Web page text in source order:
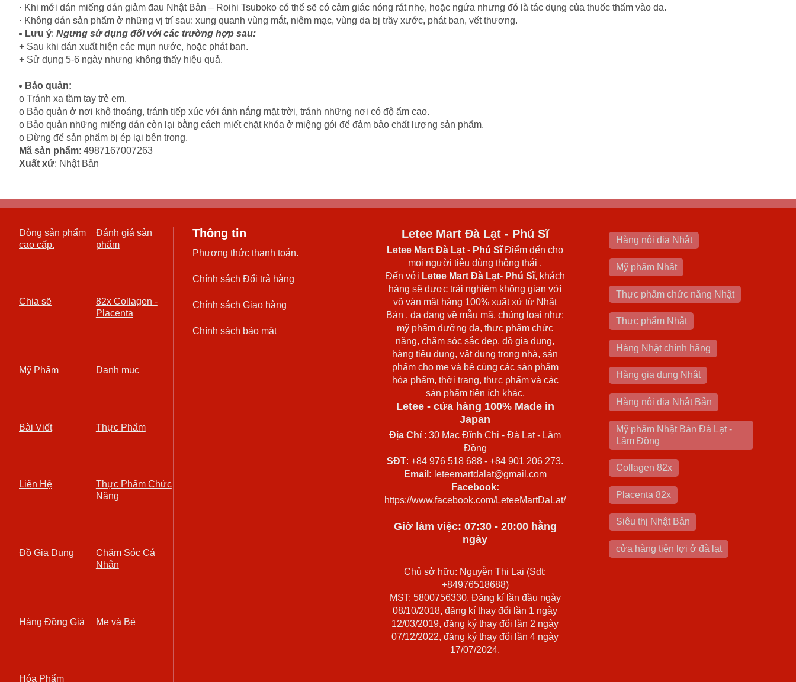
· Khi mới dán miếng dán giảm đau Nhật Bản – Roihi Tsuboko có thể sẽ có cảm giác nóng rát nhẹ, hoặc ngứa nhưng đó là tác dụng của thuốc thấm vào da.
· Không dán sản phẩm ở những vị trí sau: xung quanh vùng mắt, niêm mạc, vùng da bị trầy xước, phát ban, vết thương.
Lưu ý: Ngưng sử dụng đối với các trường hợp sau:
+ Sau khi dán xuất hiện các mụn nước, hoặc phát ban.
+ Sử dụng 5-6 ngày nhưng không thấy hiệu quả.
Bảo quản:
o Tránh xa tầm tay trẻ em.
o Bảo quản ở nơi khô thoáng, tránh tiếp xúc với ánh nắng mặt trời, tránh những nơi có độ ẩm cao.
o Bảo quản những miếng dán còn lại bằng cách miết chặt khóa ở miệng gói để đảm bảo chất lượng sản phẩm.
o Đừng để sản phẩm bị ép lại bên trong.
Mã sản phẩm: 4987167007263
Xuất xứ: Nhật Bản
Dòng sản phẩm
cao cấp.
Đánh giá sản
phẩm
Chia sẽ
82x Collagen -
Placenta
Mỹ Phẩm Danh mục
Bài Viết Thực Phẩm
Liên Hệ
Thực Phẩm Chức
Năng
Đồ Gia Dụng
Chăm Sóc Cá
Nhân
Hàng Đồng Giá Mẹ và Bé
Hóa Phẩm
Thông tin
Phương thức thanh toán.
Chính sách Đổi trả hàng
Chính sách Giao hàng
Chính sách bảo mật
Letee Mart Đà Lạt - Phú Sĩ
Letee Mart Đà Lạt - Phú SĩĐiểm đến cho
mọi người tiêu dùng thông thái .
Đến với Letee Mart Đà Lạt- Phú Sĩ, khách
hàng sẽ được trải nghiệm không gian với
vô vàn mặt hàng 100% xuất xứ từ Nhật
Bản , đa dạng về mẫu mã, chủng loại như:
mỹ phẩm dưỡng da, thực phẩm chức
năng, chăm sóc sắc đẹp, đồ gia dụng,
hàng tiêu dụng, vật dụng trong nhà, sản
phẩm cho mẹ và bé cùng các sản phẩm
hóa phẩm, thời trang, thực phẩm và các
sản phẩm tiện ích khác.
Letee - cửa hàng 100% Made in
Japan
Địa Chỉ : 30 Mạc Đĩnh Chi - Đà Lạt - Lâm
Đồng
SĐT: +84 976 518 688 - +84 901 206 273.
Email: leteemartdalat@gmail.com
Facebook:
https://www.facebook.com/LeteeMartDaLat/
Giờ làm việc: 07:30 - 20:00 hằng
ngày
Chủ sở hữu: Nguyễn Thị Lại (Sdt:
+84976518688)
MST: 5800756330. Đăng kí lần đầu ngày
08/10/2018, đăng kí thay đổi lần 1 ngày
12/03/2019, đăng ký thay đổi lần 2 ngày
07/12/2022, đăng ký thay đổi lần 4 ngày
17/07/2024.
Hàng nội địa Nhật
Mỹ phẩm Nhật
Thực phẩm chức năng Nhật
Thực phẩm Nhật
Hàng Nhật chính hãng
Hàng gia dụng Nhật
Hàng nội địa Nhật Bản
Mỹ phẩm Nhật Bản Đà Lạt -
Lâm Đồng
Collagen 82x
Placenta 82x
Siêu thị Nhật Bản
cửa hàng tiện lợi ở đà lạt